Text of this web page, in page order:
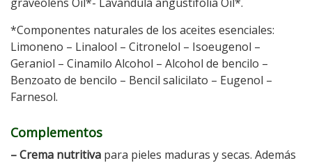
*Componentes naturales de los aceites esenciales:
Limoneno – Linalool – Citronelol – Isoeugenol –
Geraniol – Cinamilo Alcohol – Alcohol de bencilo –
Benzoato de bencilo – Bencil salicilato – Eugenol –
Farnesol.
Complementos
– Crema nutritiva para pieles maduras y secas. Además